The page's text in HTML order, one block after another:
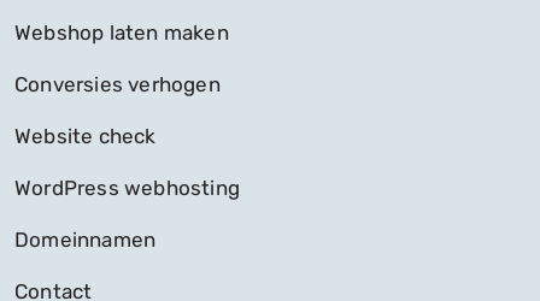
Webshop laten maken
Conversies verhogen
Website check
WordPress webhosting
Domeinnamen
Contact